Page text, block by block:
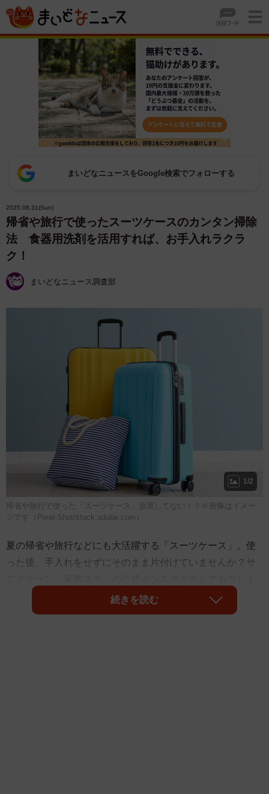
まいどなニュースをGoogle検索でフォローする
2025.08.31(Sun)
帰省や旅行で使ったスーツケースのカンタン掃除
法 食器用洗剤を活用すれば、お手入れラクラ
ク！
まいどなニュース調査部
1/2
帰省や旅行で使った「スーツケース」放置してない！？※画像はイメー
ジです（Pixel-Shot/stock.adobe.com）
夏の帰省や旅行などにも大活躍する「スーツケース」。使
った後、手入れをせずにそのまま片付けていませんか？サ
（@sanikleen_official）によると、「簡単なひと手間」でス
ーツケースが長持ちするといいます。
続きを読む